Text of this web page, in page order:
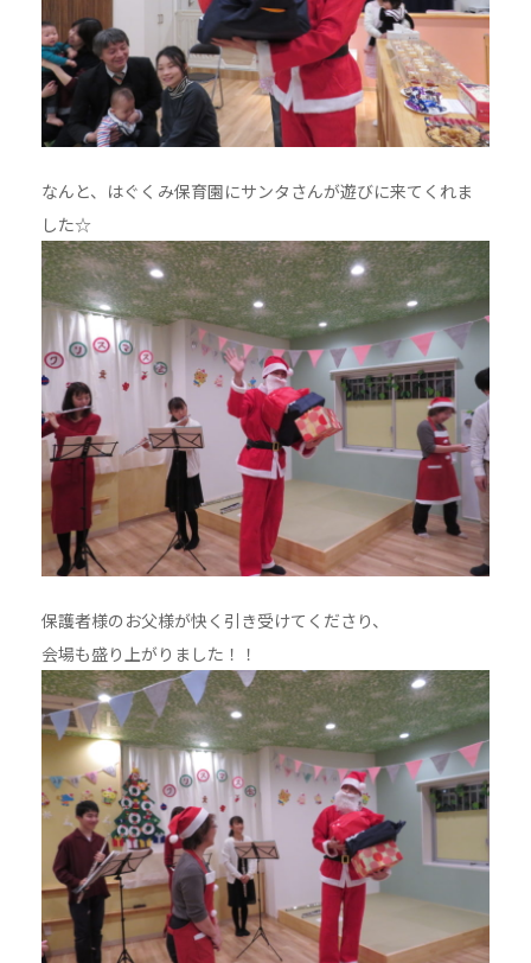
なんと、はぐくみ保育園にサンタさんが遊びに来てくれま
した☆
保護者様のお父様が快く引き受けてくださり、
会場も盛り上がりました！！